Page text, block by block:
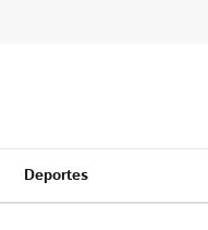
Deportes